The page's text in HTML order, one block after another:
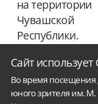
на территории
Чувашской
Республики.
Сайт использует
Во время посещения
юного зрителя им.